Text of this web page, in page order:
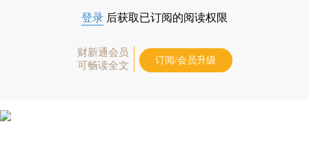
登录 后获取已订阅的阅读权限
财新通会员
可畅读全文
订阅/会员升级